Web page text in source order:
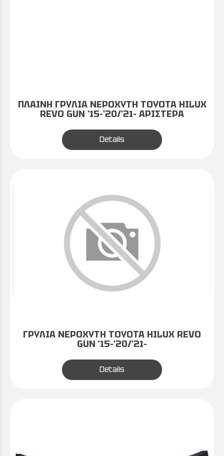
ΠΛΑΙΝΗ ΓΡΥΛΙΑ ΝΕΡΟΧΥΤΗ TOYOTA HILUX
REVO GUN '15-'20/'21- ΑΡΙΣΤΕΡΑ
Details
ΓΡΥΛΙΑ ΝΕΡΟΧΥΤΗ TOYOTA HILUX REVO
GUN '15-'20/'21-
Details